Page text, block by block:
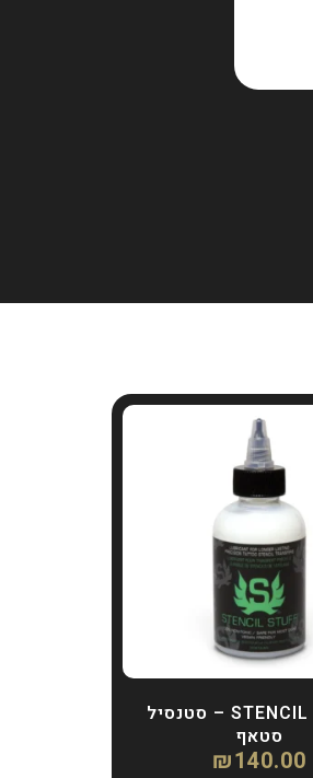
STENCIL STUFF – סטנסיל
סטאף
₪140.00